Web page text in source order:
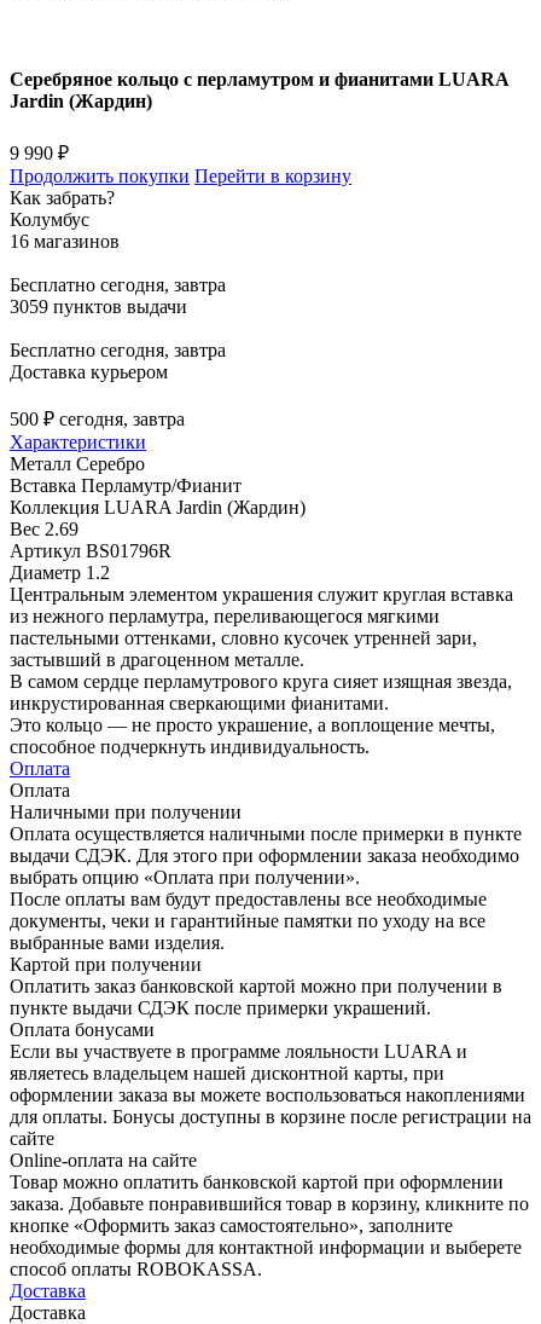
Серебряное кольцо с перламутром и фианитами LUARA
Jardin (Жардин)
9 990 ₽
Продолжить покупки Перейти в корзину
Как забрать?
Колумбус
16 магазинов
Бесплатно сегодня, завтра
3059 пунктов выдачи
Бесплатно сегодня, завтра
Доставка курьером
500 ₽ сегодня, завтра
Характеристики
Металл Серебро
Вставка Перламутр/Фианит
Коллекция LUARA Jardin (Жардин)
Вес 2.69
Артикул BS01796R
Диаметр 1.2
Центральным элементом украшения служит круглая вставка
из нежного перламутра, переливающегося мягкими
пастельными оттенками, словно кусочек утренней зари,
застывший в драгоценном металле.
В самом сердце перламутрового круга сияет изящная звезда,
инкрустированная сверкающими фианитами.
Это кольцо — не просто украшение, а воплощение мечты,
способное подчеркнуть индивидуальность.
Оплата
Оплата
Наличными при получении
Оплата осуществляется наличными после примерки в пункте
выдачи СДЭК. Для этого при оформлении заказа необходимо
выбрать опцию «Оплата при получении».
После оплаты вам будут предоставлены все необходимые
документы, чеки и гарантийные памятки по уходу на все
выбранные вами изделия.
Картой при получении
Оплатить заказ банковской картой можно при получении в
пункте выдачи СДЭК после примерки украшений.
Оплата бонусами
Если вы участвуете в программе лояльности LUARA и
являетесь владельцем нашей дисконтной карты, при
оформлении заказа вы можете воспользоваться накоплениями
для оплаты. Бонусы доступны в корзине после регистрации на
сайте
Online-оплата на сайте
Товар можно оплатить банковской картой при оформлении
заказа. Добавьте понравившийся товар в корзину, кликните по
кнопке «Оформить заказ самостоятельно», заполните
необходимые формы для контактной информации и выберете
способ оплаты ROBOKASSA.
Доставка
Доставка